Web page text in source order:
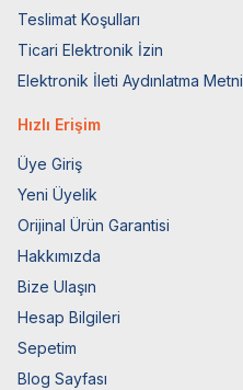
Teslimat Koşulları
Ticari Elektronik İzin
Elektronik İleti Aydınlatma Metni
Hızlı Erişim
Üye Giriş
Yeni Üyelik
Orijinal Ürün Garantisi
Hakkımızda
Bize Ulaşın
Hesap Bilgileri
Sepetim
Blog Sayfası